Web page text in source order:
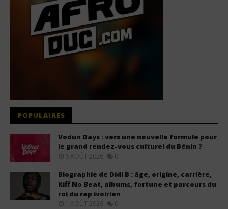
POPULAIRES
Vodun Days : vers une nouvelle formule pour
le grand rendez-vous culturel du Bénin ?
6 AOÛT 2026 0
Biographie de Didi B : âge, origine, carrière,
Kiff No Beat, albums, fortune et parcours du
roi du rap ivoirien
1 AOÛT 2026 0